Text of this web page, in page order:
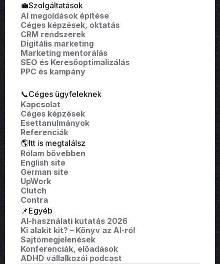
💼Szolgáltatások
AI megoldások építése
Céges képzések, oktatás
CRM rendszerek
Digitális marketing
Marketing mentorálás
SEO és Keresőoptimalizálás
PPC és kampány
📞Céges ügyfeleknek
Kapcsolat
Céges képzések
Esettanulmányok
Referenciák
🌎Itt is megtalálsz
Rólam bővebben
English site
German site
UpWork
Clutch
Contra
📌Egyéb
AI-használati kutatás 2026
Ki alakit kit? – Könyv az AI-ról
Sajtómegjelenések
Konferenciák, előadások
ADHD vállalkozói podcast